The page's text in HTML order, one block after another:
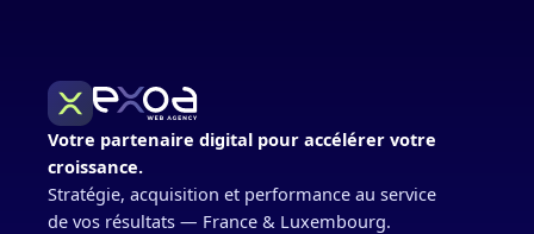
Votre partenaire digital pour accélérer votre
croissance.
Stratégie, acquisition et performance au service
de vos résultats — France & Luxembourg.